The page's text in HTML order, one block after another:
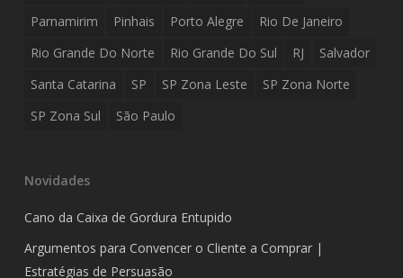
Parnamirim
Pinhais Porto Alegre
Rio De Janeiro
Rio Grande Do Norte
Rio Grande Do Sul RJ
Salvador
Santa Catarina
SP SP Zona Leste
SP Zona Norte
SP Zona Sul
São Paulo
Novidades
Cano da Caixa de Gordura Entupido
Argumentos para Convencer o Cliente a Comprar |
Estratégias de Persuasão